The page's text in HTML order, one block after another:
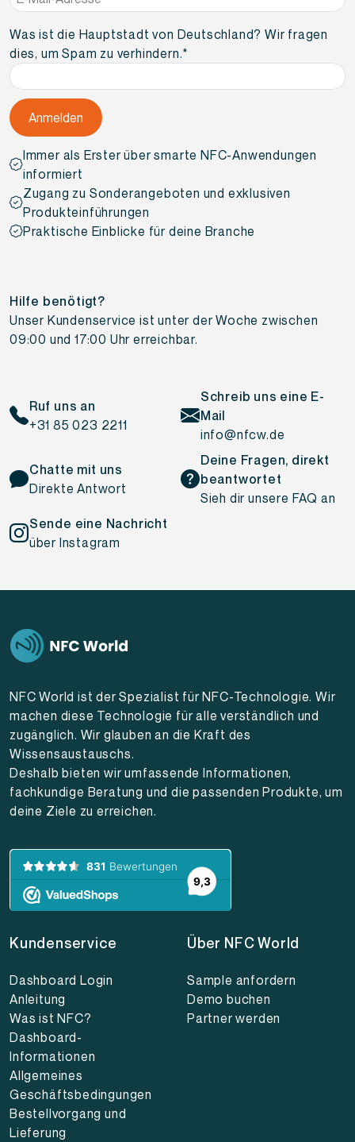
Mail-
Adresse*
Was ist die Hauptstadt von Deutschland? Wir fragen
dies, um Spam zu verhindern.*
Immer als Erster über smarte NFC-Anwendungen
informiert
Zugang zu Sonderangeboten und exklusiven
Produkteinführungen
Praktische Einblicke für deine Branche
Hilfe benötigt?
Unser Kundenservice ist unter der Woche zwischen
09:00 und 17:00 Uhr erreichbar.
Ruf uns an
+31 85 023 2211
Schreib uns eine E-
Mail
info@nfcw.de
Chatte mit uns
Direkte Antwort
Deine Fragen, direkt
beantwortet
Sieh dir unsere FAQ an
Sende eine Nachricht
über Instagram
NFC World ist der Spezialist für NFC-Technologie. Wir
machen diese Technologie für alle verständlich und
zugänglich. Wir glauben an die Kraft des
Wissensaustauschs.
Deshalb bieten wir umfassende Informationen,
fachkundige Beratung und die passenden Produkte, um
deine Ziele zu erreichen.
Kundenservice
Dashboard Login
Anleitung
Was ist NFC?
Dashboard-
Informationen
Allgemeines
Geschäftsbedingungen
Bestellvorgang und
Lieferung
Über NFC World
Sample anfordern
Demo buchen
Partner werden